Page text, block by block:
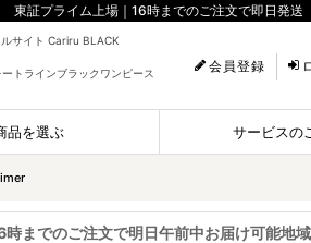
東証プライム上場｜16時までのご注文で即日発送
サイト Cariru BLACK
トラインブラックワンピース
会員登録
品を選ぶ サービスの
時までのご注文で明日午前中お届け可能地域